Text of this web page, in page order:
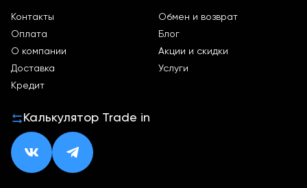
Контакты
Оплата
О компании
Доставка
Кредит
Обмен и возврат
Блог
Акции и скидки
Услуги
Калькулятор Trade in